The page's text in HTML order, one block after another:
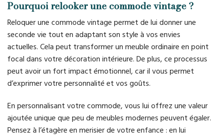
Pourquoi relooker une commode vintage ?
Reloquer une commode vintage permet de lui donner une
seconde vie tout en adaptant son style à vos envies
actuelles. Cela peut transformer un meuble ordinaire en point
focal dans votre décoration intérieure. De plus, ce processus
peut avoir un fort impact émotionnel, car il vous permet
d’exprimer votre personnalité et vos goûts.
En personnalisant votre commode, vous lui offrez une valeur
ajoutée unique que peu de meubles modernes peuvent égaler.
Pensez à l’étagère en merisier de votre enfance : en lui